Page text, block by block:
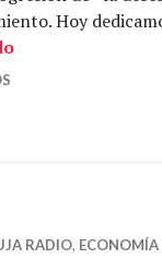
Hoy
Economía de
RADIO, ECONOMÍA